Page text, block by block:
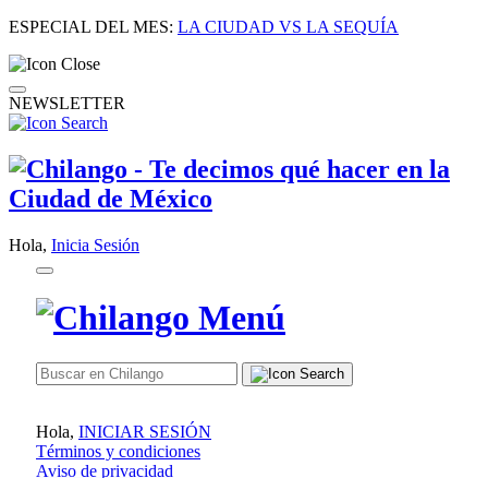
ESPECIAL DEL MES: LA CIUDAD VS LA SEQUÍA
NEWSLETTER
Hola, Inicia Sesión
Hola, INICIAR SESIÓN
Términos y condiciones
Aviso de privacidad